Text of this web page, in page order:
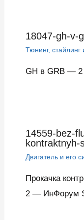
18047-gh-v-
Тюнинг,
GH в GRB —
14559-bez-
kontraktnyh-
Двигатель и его
Прокачка
2 — ИнФорум